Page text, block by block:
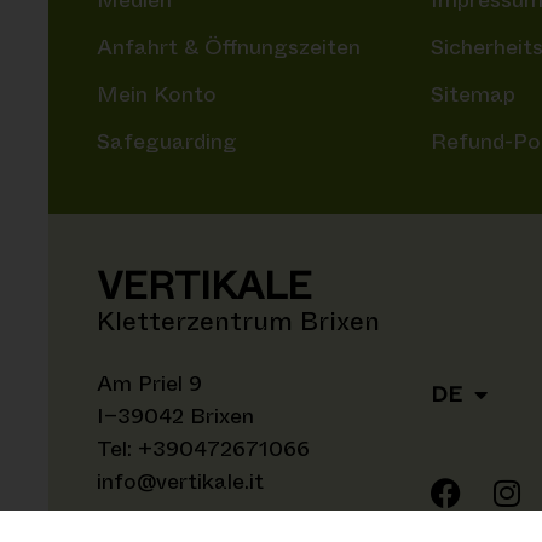
Anfahrt & Öffnungszeiten
Mein Konto
Safeguarding
Sitemap
Refund-
VERTIKALE
Kletterzentrum Brixen
Am Priel 9
I–39042 Brixen
Tel: +390472671066
info@vertikale.it
DE